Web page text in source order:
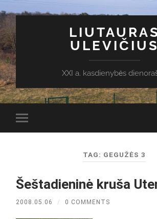
ULEVIČIUS
XXI a. kasdienybės
Toggle
mobile
TAG: GEGUŽĖS 3
Šeštadieninė kruša
2008.05.06 / 0 COMMENTS